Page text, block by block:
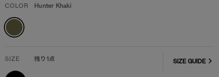
COLOR Hunter Khaki
SIZE 残り1点 SIZE GUIDE